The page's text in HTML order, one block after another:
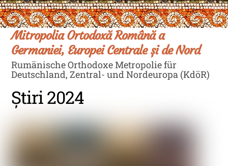
Skip
to
content
Mitropolia Ortodoxă Română a
Germaniei, Europei Centrale și de Nord
Rumänische Orthodoxe Metropolie für
Deutschland, Zentral- und Nordeuropa (KdöR)
Știri 2024